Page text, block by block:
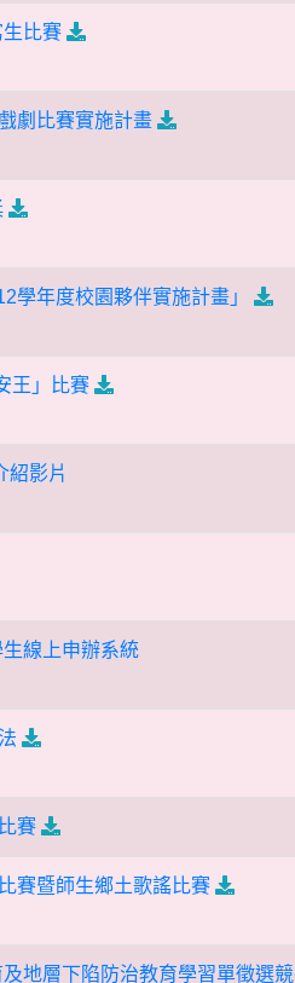
比賽
劇比賽實施計畫
學年度校園夥伴實施計畫」
王」比賽
紹影片
線上申辦系統
賽
賽暨師生鄉土歌謠比賽
地層下陷防治教育學習單徵選